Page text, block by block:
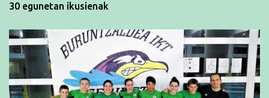
30 egunetan ikusienak